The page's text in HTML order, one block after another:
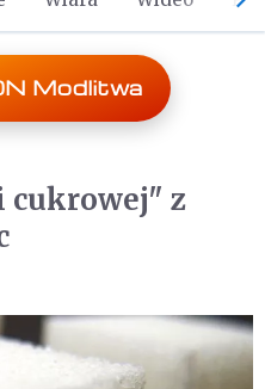
Modlitwa
z